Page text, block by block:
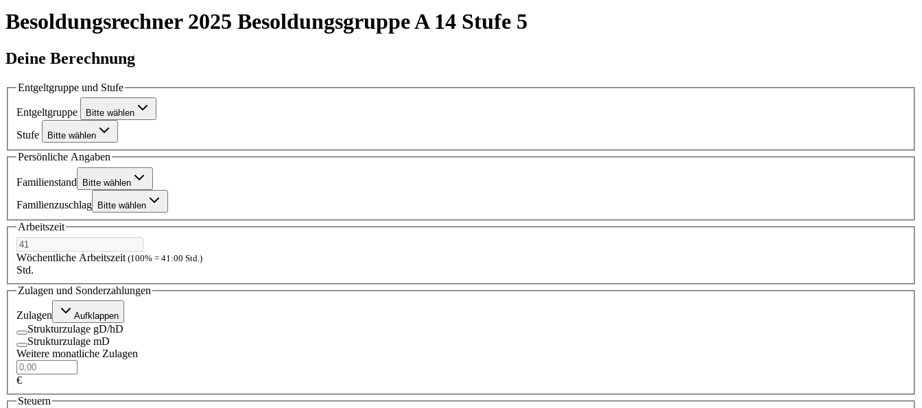
Besoldungsrechner 2025 Besoldungsgruppe A 14 Stufe 5
Deine Berechnung
Entgeltgruppe und Stufe
Entgeltgruppe Bitte wählen
Stufe Bitte wählen
Persönliche Angaben
Familienstand Bitte wählen
Familienzuschlag Bitte wählen
Arbeitszeit
Wöchentliche Arbeitszeit (100% = 41:00 Std.)
Std.
Zulagen und Sonderzahlungen
Zulagen Aufklappen
Strukturzulage gD/hD
Strukturzulage mD
Weitere monatliche Zulagen
€
Steuern